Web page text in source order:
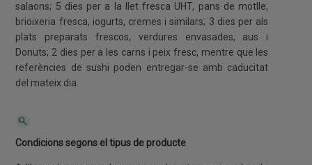
salaons; 5 dies per a la llet fresca UHT, pans de motlle,
brioixeria fresca, iogurts, cremes i similars; 3 dies per als
plats preparats frescos, verdures envasades, aus i
Donuts; 2 dies per a les carns i peix fresc, mentre que les
referències de sushi poden entregar-se amb caducitat
del mateix dia.
Condicions segons el tipus de producte